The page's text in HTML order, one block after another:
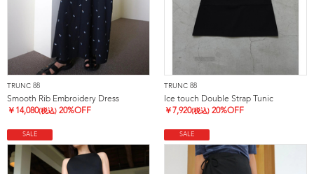
TRUNC 88
Smooth Rib Embroidery Dress
￥ 14,080(税込) 20%OFF
TRUNC 88
Ice touch Double Strap Tunic
￥ 7,920(税込) 20%OFF
SALE SALE